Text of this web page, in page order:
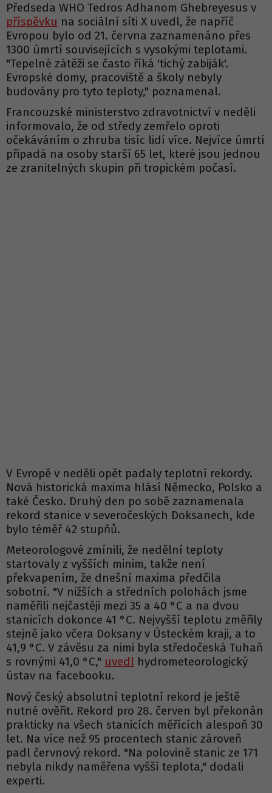
Předseda WHO Tedros Adhanom Ghebreyesus v
příspěvku na sociální síti X uvedl, že napříč
Evropou bylo od 21. června zaznamenáno přes
1300 úmrtí souvisejících s vysokými teplotami.
"Tepelné zátěži se často říká 'tichý zabiják'.
Evropské domy, pracoviště a školy nebyly
budovány pro tyto teploty," poznamenal.
Francouzské ministerstvo zdravotnictví v neděli
informovalo, že od středy zemřelo oproti
očekáváním o zhruba tisíc lidí více. Nejvíce úmrtí
připadá na osoby starší 65 let, které jsou jednou
ze zranitelných skupin při tropickém počasí.
V Evropě v neděli opět padaly teplotní rekordy.
Nová historická maxima hlásí Německo, Polsko a
také Česko. Druhý den po sobě zaznamenala
rekord stanice v severočeských Doksanech, kde
bylo téměř 42 stupňů.
Meteorologové zmínili, že nedělní teploty
startovaly z vyšších minim, takže není
překvapením, že dnešní maxima předčila
sobotní. "V nižších a středních polohách jsme
naměřili nejčastěji mezi 35 a 40 °C a na dvou
stanicích dokonce 41 °C. Nejvyšší teplotu změřily
stejně jako včera Doksany v Ústeckém kraji, a to
41,9 °C. V závěsu za nimi byla středočeská Tuhaň
s rovnými 41,0 °C," uvedl hydrometeorologický
ústav na facebooku.
Nový český absolutní teplotní rekord je ještě
nutné ověřit. Rekord pro 28. červen byl překonán
prakticky na všech stanicích měřících alespoň 30
let. Na více než 95 procentech stanic zároveň
padl červnový rekord. "Na polovině stanic ze 171
nebyla nikdy naměřena vyšší teplota," dodali
experti.